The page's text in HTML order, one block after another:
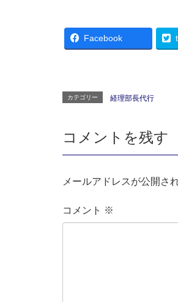
Facebook
カテゴリー 経理部長代行
コメントを残す
メールアドレスが公開さ
コメント ※